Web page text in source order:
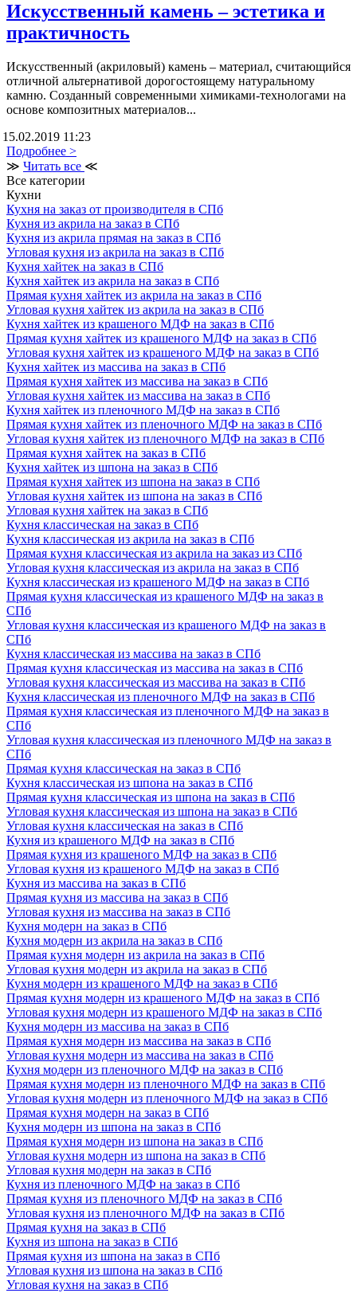
Искусственный камень – эстетика и
практичность
Искусственный (акриловый) камень – материал, считающийся
отличной альтернативой дорогостоящему натуральному
камню. Созданный современными химиками-технологами на
основе композитных материалов...
15.02.2019 11:23
Подробнее >
≫ Читать все ≪
Все категории
Кухни
Кухня на заказ от производителя в СПб
Кухня из акрила на заказ в СПб
Кухня из акрила прямая на заказ в СПб
Угловая кухня из акрила на заказ в СПб
Кухня хайтек на заказ в СПб
Кухня хайтек из акрила на заказ в СПб
Прямая кухня хайтек из акрила на заказ в СПб
Угловая кухня хайтек из акрила на заказ в СПб
Кухня хайтек из крашеного МДФ на заказ в СПб
Прямая кухня хайтек из крашеного МДФ на заказ в СПб
Угловая кухня хайтек из крашеного МДФ на заказ в СПб
Кухня хайтек из массива на заказ в СПб
Прямая кухня хайтек из массива на заказ в СПб
Угловая кухня хайтек из массива на заказ в СПб
Кухня хайтек из пленочного МДФ на заказ в СПб
Прямая кухня хайтек из пленочного МДФ на заказ в СПб
Угловая кухня хайтек из пленочного МДФ на заказ в СПб
Прямая кухня хайтек на заказ в СПб
Кухня хайтек из шпона на заказ в СПб
Прямая кухня хайтек из шпона на заказ в СПб
Угловая кухня хайтек из шпона на заказ в СПб
Угловая кухня хайтек на заказ в СПб
Кухня классическая на заказ в СПб
Кухня классическая из акрила на заказ в СПб
Прямая кухня классическая из акрила на заказ из СПб
Угловая кухня классическая из акрила на заказ в СПб
Кухня классическая из крашеного МДФ на заказ в СПб
Прямая кухня классическая из крашеного МДФ на заказ в
СПб
Угловая кухня классическая из крашеного МДФ на заказ в
СПб
Кухня классическая из массива на заказ в СПб
Прямая кухня классическая из массива на заказ в СПб
Угловая кухня классическая из массива на заказ в СПб
Кухня классическая из пленочного МДФ на заказ в СПб
Прямая кухня классическая из пленочного МДФ на заказ в
СПб
Угловая кухня классическая из пленочного МДФ на заказ в
СПб
Прямая кухня классическая на заказ в СПб
Кухня классическая из шпона на заказ в СПб
Прямая кухня классическая из шпона на заказ в СПб
Угловая кухня классическая из шпона на заказ в СПб
Угловая кухня классическая на заказ в СПб
Кухня из крашеного МДФ на заказ в СПб
Прямая кухня из крашеного МДФ на заказ в СПб
Угловая кухня из крашеного МДФ на заказ в СПб
Кухня из массива на заказ в СПб
Прямая кухня из массива на заказ в СПб
Угловая кухня из массива на заказ в СПб
Кухня модерн на заказ в СПб
Кухня модерн из акрила на заказ в СПб
Прямая кухня модерн из акрила на заказ в СПб
Угловая кухня модерн из акрила на заказ в СПб
Кухня модерн из крашеного МДФ на заказ в СПб
Прямая кухня модерн из крашеного МДФ на заказ в СПб
Угловая кухня модерн из крашеного МДФ на заказ в СПб
Кухня модерн из массива на заказ в СПб
Прямая кухня модерн из массива на заказ в СПб
Угловая кухня модерн из массива на заказ в СПб
Кухня модерн из пленочного МДФ на заказ в СПб
Прямая кухня модерн из пленочного МДФ на заказ в СПб
Угловая кухня модерн из пленочного МДФ на заказ в СПб
Прямая кухня модерн на заказ в СПб
Кухня модерн из шпона на заказ в СПб
Прямая кухня модерн из шпона на заказ в СПб
Угловая кухня модерн из шпона на заказ в СПб
Угловая кухня модерн на заказ в СПб
Кухня из пленочного МДФ на заказ в СПб
Прямая кухня из пленочного МДФ на заказ в СПб
Угловая кухня из пленочного МДФ на заказ в СПб
Прямая кухня на заказ в СПб
Кухня из шпона на заказ в СПб
Прямая кухня из шпона на заказ в СПб
Угловая кухня из шпона на заказ в СПб
Угловая кухня на заказ в СПб